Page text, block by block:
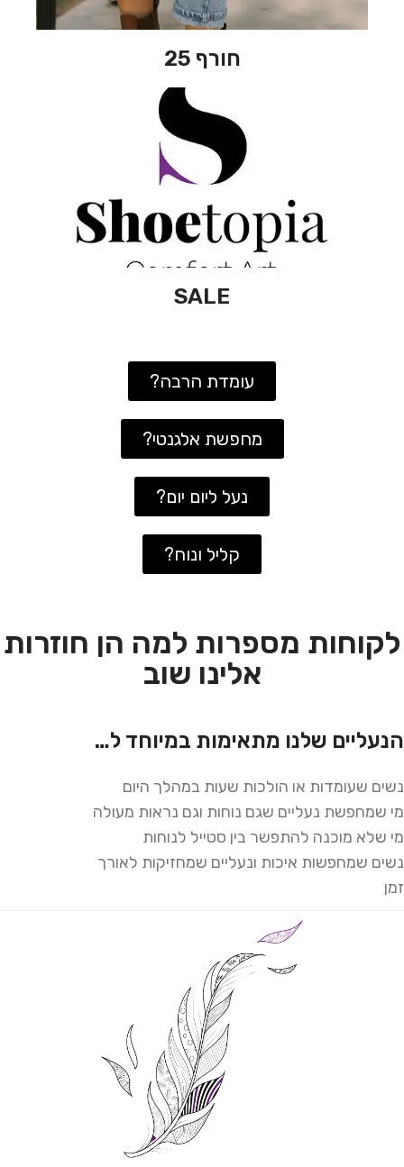
חורף 25
SALE
עומדת הרבה?
מחפשת אלגנטי?
נעל ליום יום?
קליל ונוח?
לקוחות מספרות למה הן חוזרות
אלינו שוב
הנעליים שלנו מתאימות במיוחד ל…
נשים שעומדות או הולכות שעות במהלך היום
מי שמחפשת נעליים שגם נוחות וגם נראות מעולה
מי שלא מוכנה להתפשר בין סטייל לנוחות
נשים שמחפשות איכות ונעליים שמחזיקות לאורך
זמן